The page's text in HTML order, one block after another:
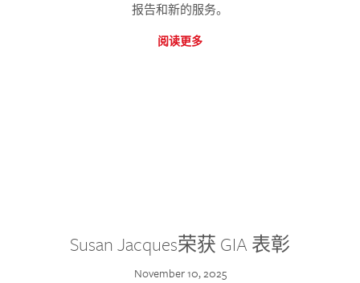
报告和新的服务。
阅读更多
Susan Jacques荣获 GIA 表彰
November 10, 2025